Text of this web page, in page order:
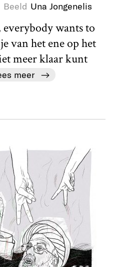
Beeld Una Jongenelis
wants to
van het ene op het
meer klaar kunt
meer